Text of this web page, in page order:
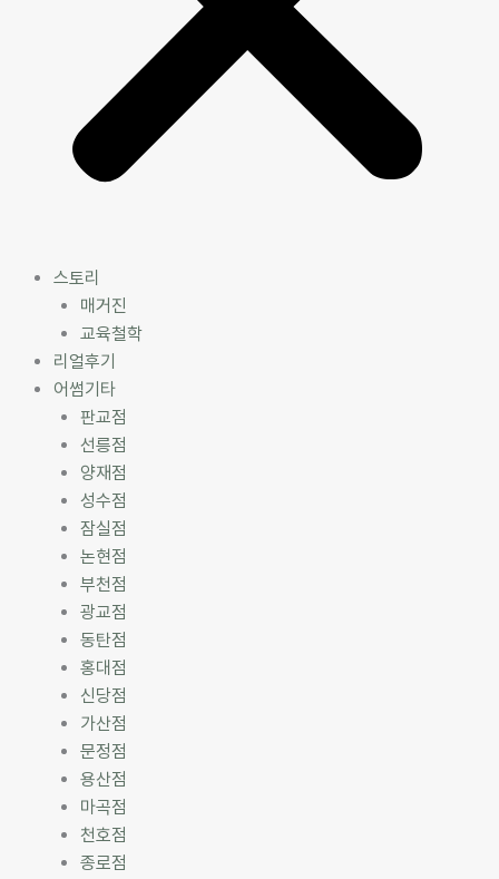
스토리
매거진
교육철학
리얼후기
어썸기타
판교점
선릉점
양재점
성수점
잠실점
논현점
부천점
광교점
동탄점
홍대점
신당점
가산점
문정점
용산점
마곡점
천호점
종로점